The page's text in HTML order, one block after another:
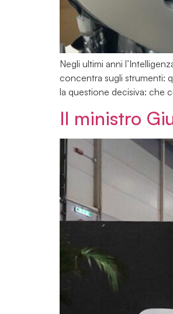
Negli ultimi anni
concentra sugli strumenti:
la questione decisiva: che
Il ministro